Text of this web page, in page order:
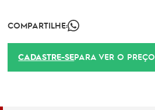
COMPARTILHE:
CADASTRE-SEPARA VER O PREÇO